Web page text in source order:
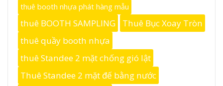
thuê booth nhựa phát hàng mẫu
thuê BOOTH SAMPLING
Thuê Bục Xoay Tròn
thuê quầy booth nhựa
thuê Standee 2 mặt chống gió lật
Thuê Standee 2 mặt đế bằng nước